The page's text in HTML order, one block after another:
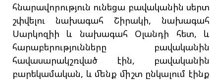
հնարավորություն ունեցա բավականին սերտ
շփվելու նախագահ Շիրակի, նախագահ
Սարկոզիի և նախագահ Օլանդի հետ, և
հարաբերությունները բավականին
հավասարակշռված էին, բավականին
բարեկամական, և մենք միշտ ընկալում էինք